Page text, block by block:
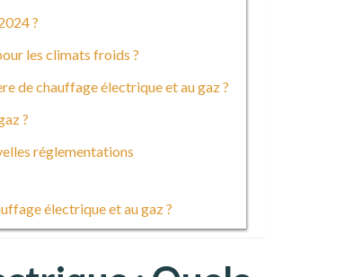
?
les climats froids ?
de chauffage électrique et au gaz ?
?
réglementations
électrique et au gaz ?